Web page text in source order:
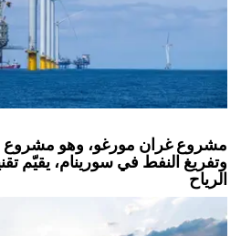
مشروع غران مورغو، وهو مشروع
وتفريغ النفط في سورينام، يقيّم
الرياح